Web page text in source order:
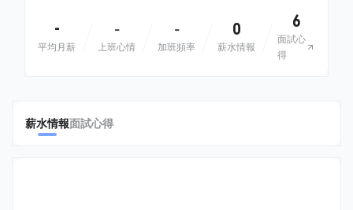
-
平均月薪
-
上班心情
-
加班頻率
0
薪水情報
6
面試心
得
薪水情報面試心得